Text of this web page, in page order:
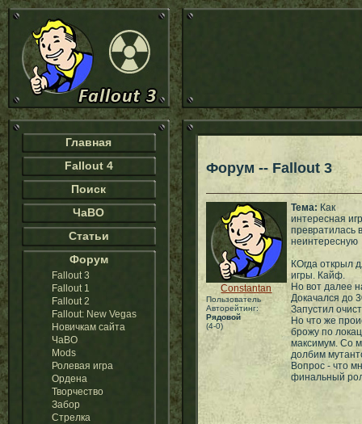
Главная
Fallout 4
Поиск
ЧаВО
Статьи
Форум
Fallout 3
Fallout 1
Fallout 2
Fallout: New Vegas
Новичкам сайта
ЧаВО
Mods
Ролевая игра
Ордена
Творчество
Забор
Стрелка
Форум -- Fallout 3
Constantan
Пользователь
Авторейтинг:
Рядовой
(4-0)
Тема: Как
интересная
превратилась в
неинтересную
КОгда открыл
игры. Кайф.
Но вот далее
Докачался до
Запустил
Но что же
брожу по
максимум. Со
долбим
Вопрос - что
финальный